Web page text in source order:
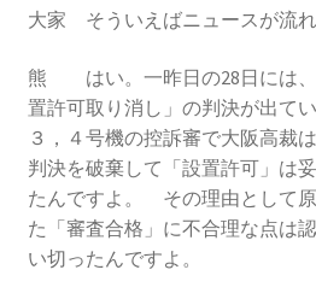
2024.3.10第13回原発ゼロへ
き集会
2024.10.13 映画「決断」上映
2025.3.23第14回原発ゼロへ
き集会開催
大家 そういえばニュースが流れ
熊 はい。一昨日の28日には、
置許可取り消し」の判決が出て
３，４号機の控訴審で大阪高裁
判決を破棄して「設置許可」は
たんですよ。 その理由として
た「審査合格」に不合理な点は
い切ったんですよ。